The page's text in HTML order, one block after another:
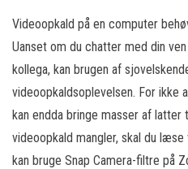
Videoopkald på en computer
Uanset om du chatter med din
kollega, kan brugen af
videoopkaldsoplevelsen. For ikke
kan endda bringe masser af
videoopkald mangler, skal du
kan bruge Snap Camera-filtre på